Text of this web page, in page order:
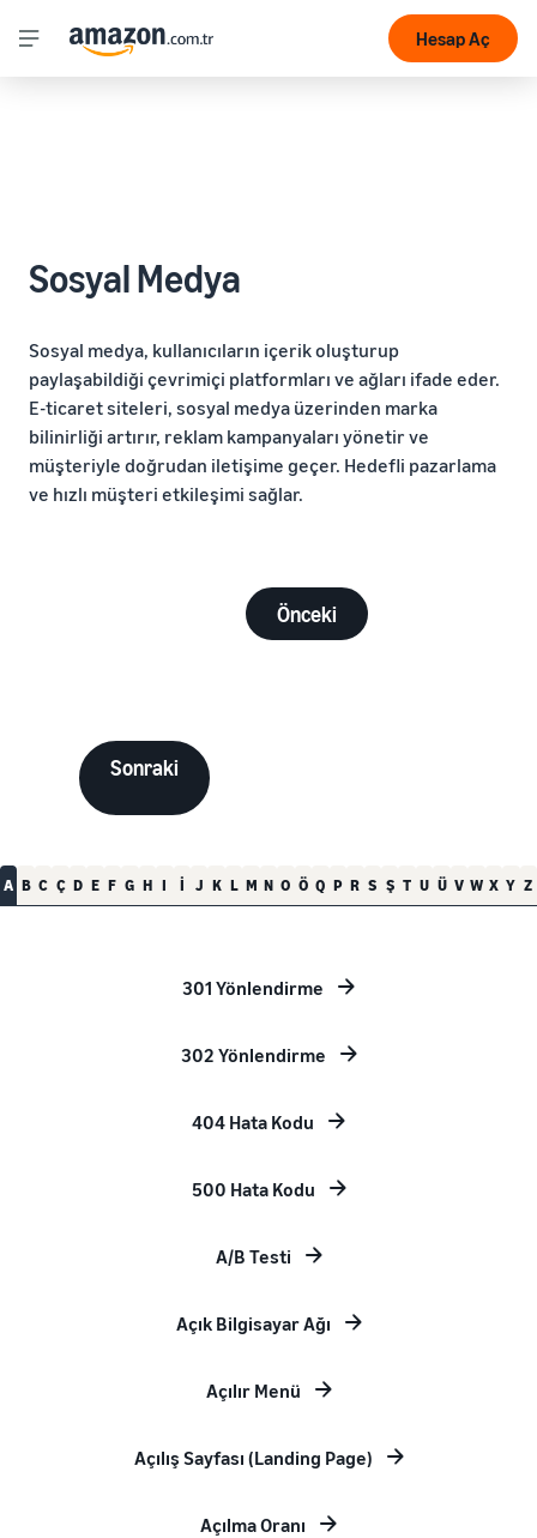
Hesap Aç
Sosyal Medya
Sosyal medya, kullanıcıların içerik oluşturup
paylaşabildiği çevrimiçi platformları ve ağları ifade eder.
E-ticaret siteleri, sosyal medya üzerinden marka
bilinirliği artırır, reklam kampanyaları yönetir ve
müşteriyle doğrudan iletişime geçer. Hedefli pazarlama
ve hızlı müşteri etkileşimi sağlar.
Önceki
Sonraki
A B C Ç D E F G H I İ J K L M N O Ö Q P R S Ş T U Ü V W X Y Z
301 Yönlendirme
302 Yönlendirme
404 Hata Kodu
500 Hata Kodu
A/B Testi
Açık Bilgisayar Ağı
Açılır Menü
Açılış Sayfası (Landing Page)
Açılma Oranı